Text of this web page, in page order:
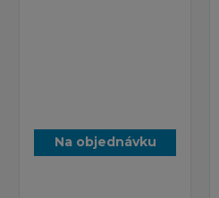
Na objednávku